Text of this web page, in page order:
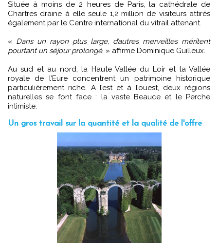
Située à moins de 2 heures de Paris, la cathédrale de
Chartres draine à elle seule 1,2 million de visiteurs attirés
également par le Centre international du vitrail attenant.
« Dans un rayon plus large, d’autres merveilles méritent
pourtant un séjour prolongé, » affirme Dominique Guilleux.
Au sud et au nord, la Haute Vallée du Loir et la Vallée
royale de l’Eure concentrent un patrimoine historique
particulièrement riche. A l’est et à l’ouest, deux régions
naturelles se font face : la vaste Beauce et le Perche
intimiste.
Un gros travail sur la quantité et la qualité de l'offre